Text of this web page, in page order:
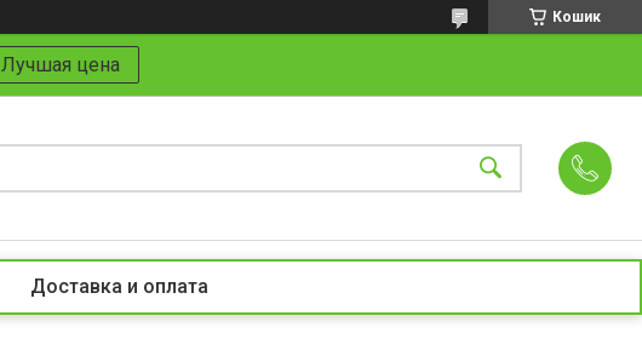
Кошик
Лучшая цена
Доставка и оплата